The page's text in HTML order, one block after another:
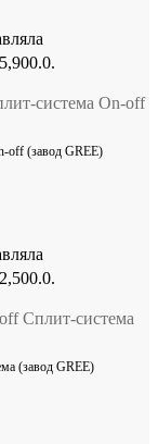
off (завод GREE)
(завод GREE)